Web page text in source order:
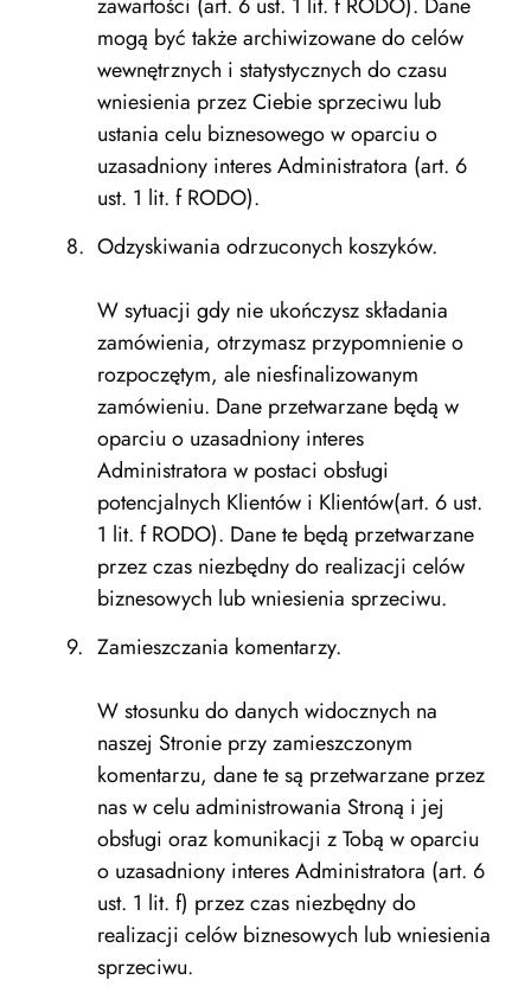
mogą być także archiwizowane do celów
wewnętrznych i statystycznych do czasu
wniesienia przez Ciebie sprzeciwu lub
ustania celu biznesowego w oparciu o
uzasadniony interes Administratora (art. 6
ust. 1 lit. f RODO).
Odzyskiwania odrzuconych koszyków.
W sytuacji gdy nie ukończysz składania
zamówienia, otrzymasz przypomnienie o
rozpoczętym, ale niesfinalizowanym
zamówieniu. Dane przetwarzane będą w
oparciu o uzasadniony interes
Administratora w postaci obsługi
potencjalnych Klientów i Klientów(art. 6 ust.
1 lit. f RODO). Dane te będą przetwarzane
przez czas niezbędny do realizacji celów
biznesowych lub wniesienia sprzeciwu.
Zamieszczania komentarzy.
W stosunku do danych widocznych na
naszej Stronie przy zamieszczonym
komentarzu, dane te są przetwarzane przez
nas w celu administrowania Stroną i jej
obsługi oraz komunikacji z Tobą w oparciu
o uzasadniony interes Administratora (art. 6
ust. 1 lit. f) przez czas niezbędny do
realizacji celów biznesowych lub wniesienia
sprzeciwu.